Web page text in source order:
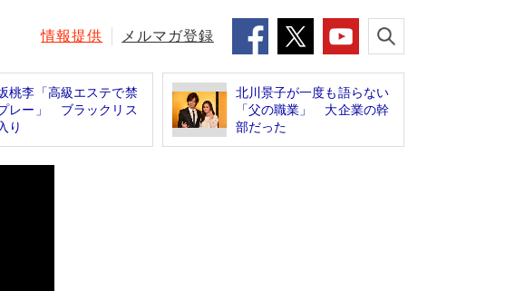
情報提供 メルマガ登録
桃李「高級エステで禁
レー」 ブラックリス
り
北川景子が一度も語らない
「父の職業」 大企業の幹
部だった